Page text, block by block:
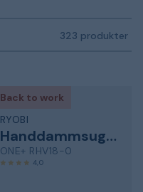
323 produkter
Back to work
RYOBI
Handdammsugare
ONE+ RHV18-0
4,0